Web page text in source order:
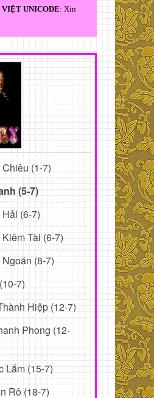
UNICODE: Xin
(1-7)
(5-7)
(6-7)
Tài (6-7)
(8-7)
7)
Hiệp (12-7)
Phong (12-
Lắm (15-7)
Rô (18-7)